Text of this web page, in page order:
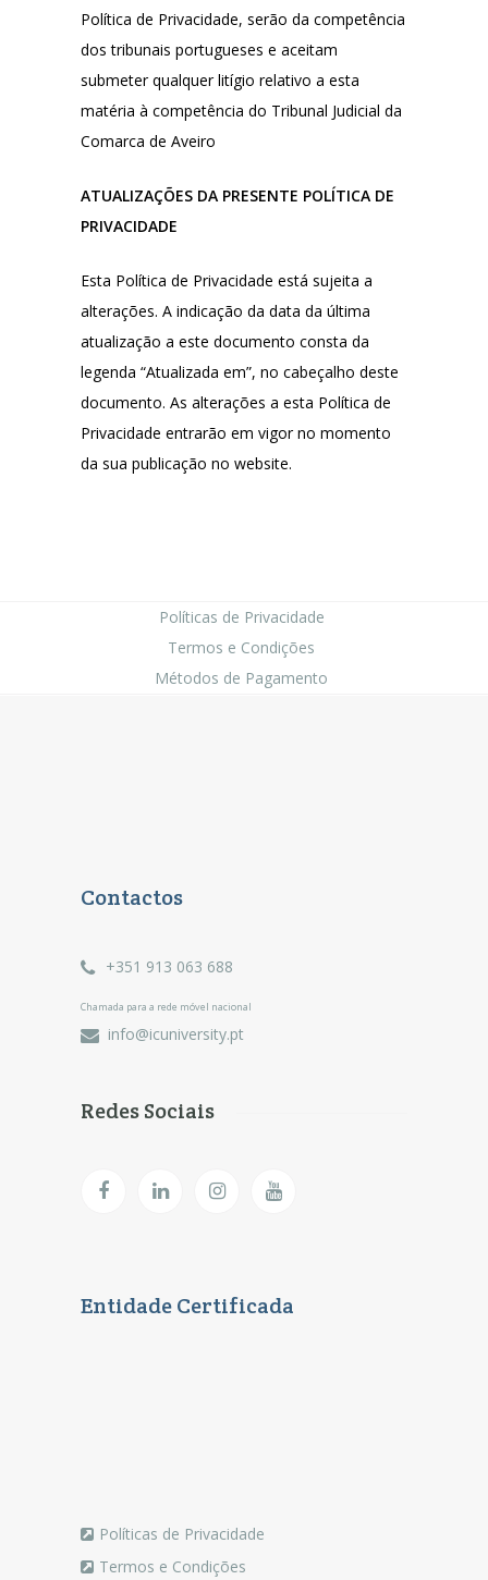
Política de Privacidade, serão da competência
dos tribunais portugueses e aceitam
submeter qualquer litígio relativo a esta
matéria à competência do Tribunal Judicial da
Comarca de Aveiro
ATUALIZAÇÕES DA PRESENTE POLÍTICA DE
PRIVACIDADE
Esta Política de Privacidade está sujeita a
alterações. A indicação da data da última
atualização a este documento consta da
legenda “Atualizada em”, no cabeçalho deste
documento. As alterações a esta Política de
Privacidade entrarão em vigor no momento
da sua publicação no website.
Políticas de Privacidade
Termos e Condições
Métodos de Pagamento
Contactos
+351 913 063 688
Chamada para a rede móvel nacional
info@icuniversity.pt
Redes Sociais
Entidade Certificada
Políticas de Privacidade
Termos e Condições